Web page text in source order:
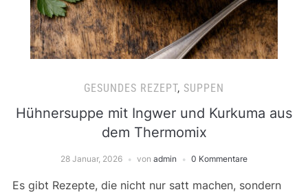
GESUNDES REZEPT, SUPPEN
Hühnersuppe mit Ingwer und Kurkuma aus
dem Thermomix
28 Januar, 2026 von admin 0 Kommentare
Es gibt Rezepte, die nicht nur satt machen, sondern